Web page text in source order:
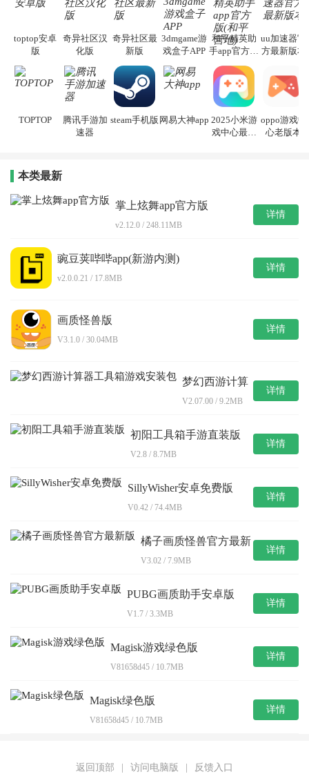
toptop安卓
版
奇异社区汉
化版
奇异社区最
新版
3dmgame游
戏盒子APP
和平精英助
手app官方版
(和平营地)
uu加速器官
方最新版本
TOPTOP
腾讯手游加
速器
steam手机版 网易大神app 2025小米游
戏中心最新
oppo游戏中
心老版本
本类最新
掌上炫舞app官方版
v2.12.0 / 248.11MB
详情
豌豆荚哔哔app(新游内测)
v2.0.0.21 / 17.8MB
详情
画质怪兽版
V3.1.0 / 30.04MB
详情
梦幻西游计算
安装包
V2.07.00 / 9.2MB
详情
初阳工具箱手游直装版
V2.8 / 8.7MB
详情
SillyWisher安卓免费版
V0.42 / 74.4MB
详情
橘子画质怪兽官方最新
V3.02 / 7.9MB
详情
PUBG画质助手安卓版
V1.7 / 3.3MB
详情
Magisk游戏绿色版
V81658d45 / 10.7MB
详情
Magisk绿色版
V81658d45 / 10.7MB
详情
返回顶部 访问电脑版 反馈入口